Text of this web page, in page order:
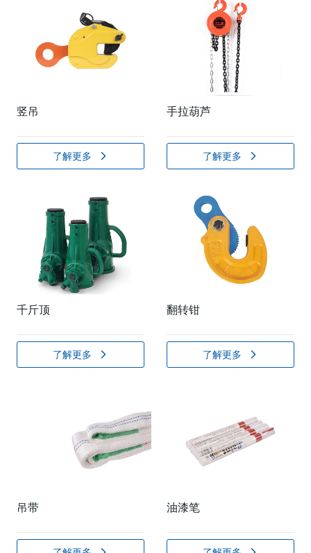
竖吊
了解更多
手拉葫芦
了解更多
千斤顶
了解更多
翻转钳
了解更多
吊带 油漆笔